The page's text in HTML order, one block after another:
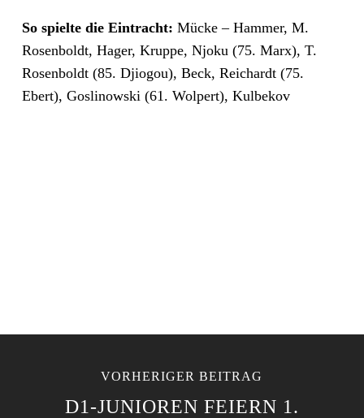
So spielte die Eintracht: Mücke – Hammer, M.
Rosenboldt, Hager, Kruppe, Njoku (75. Marx), T.
Rosenboldt (85. Djiogou), Beck, Reichardt (75.
Ebert), Goslinowski (61. Wolpert), Kulbekov
VORHERIGER BEITRAG
D1-JUNIOREN FEIERN 1.